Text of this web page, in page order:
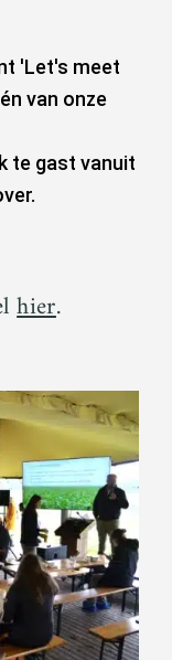
'Let's meet
van onze
te gast vanuit
hier.